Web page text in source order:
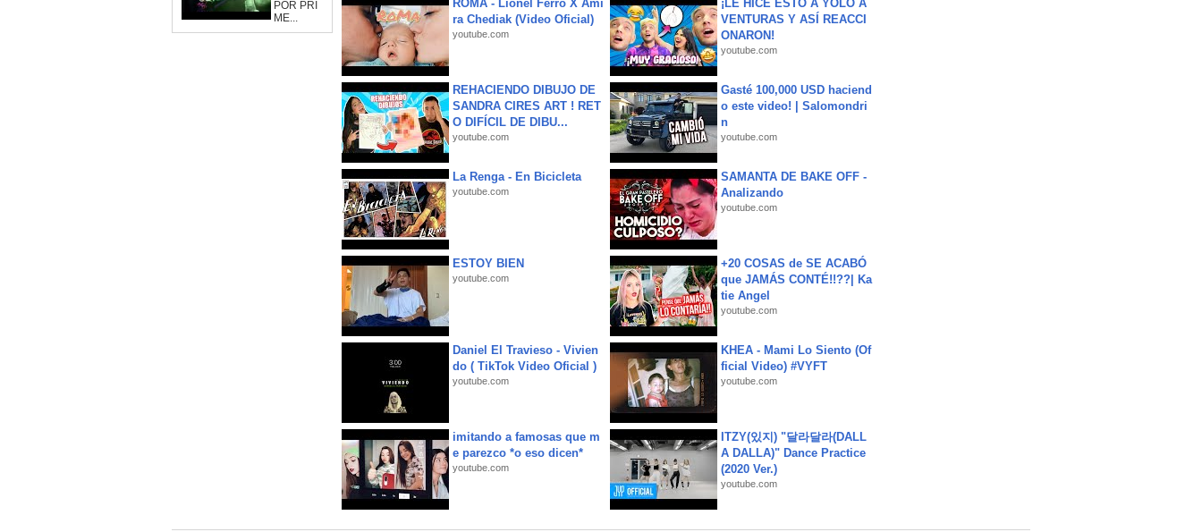
POR PRI
ME...
ROMA - Lionel Ferro X Ami
ra Chediak (Video Oficial)
youtube.com
¡LE HICE ESTO A YOLO A
VENTURAS Y ASÍ REACCI
ONARON!
youtube.com
REHACIENDO DIBUJO DE
SANDRA CIRES ART ! RET
O DIFÍCIL DE DIBU...
youtube.com
Gasté 100,000 USD haciend
o este video! | Salomondri
n
youtube.com
La Renga - En Bicicleta
youtube.com
SAMANTA DE BAKE OFF -
Analizando
youtube.com
ESTOY BIEN
youtube.com
+20 COSAS de SE ACABÓ
que JAMÁS CONTÉ!!??| Ka
tie Angel
youtube.com
Daniel El Travieso - Vivien
do ( TikTok Video Oficial )
youtube.com
KHEA - Mami Lo Siento (Of
ficial Video) #VYFT
youtube.com
imitando a famosas que m
e parezco *o eso dicen*
youtube.com
ITZY(있지) "달라달라(DALL
A DALLA)" Dance Practice
(2020 Ver.)
youtube.com